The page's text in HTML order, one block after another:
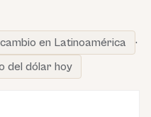
en Latinoamérica
·
del dólar hoy